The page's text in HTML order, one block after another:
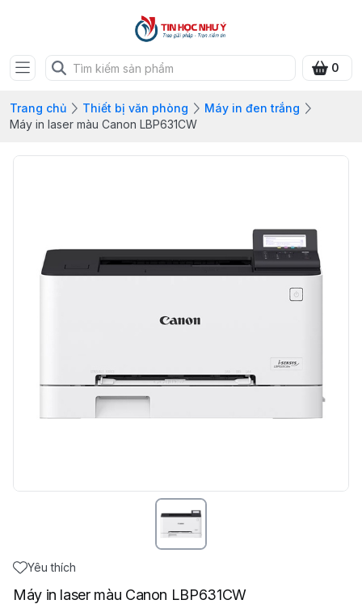
0
Trang chủ Thiết bị văn phòng
Máy in đen trắng
Máy in laser màu Canon LBP631CW
Yêu thích
Máy in laser màu Canon LBP631CW